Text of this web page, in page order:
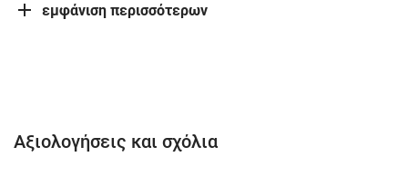
εμφάνιση περισσότερων
Αξιολογήσεις και σχόλια